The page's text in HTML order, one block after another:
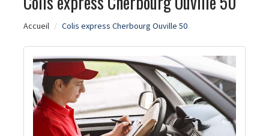
Accueil Colis express Cherbourg Ouville 50